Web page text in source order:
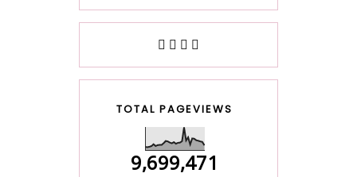
TOTAL PAGEVIEWS
9,699,471